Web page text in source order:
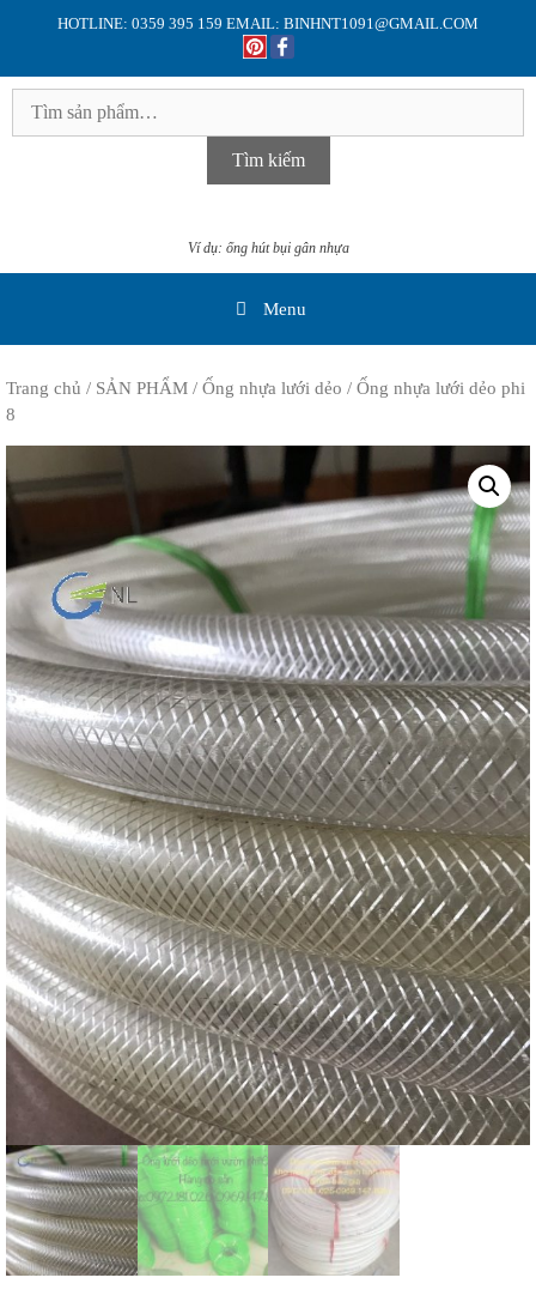
HOTLINE: 0359 395 159 EMAIL: BINHNT1091@GMAIL.COM
Tìm
Tìm kiếm
Ví dụ: ống hút bụi gân nhựa
Menu
Trang chủ / SẢN PHẨM / Ống nhựa lưới dẻo / Ống nhựa lưới dẻo phi
8